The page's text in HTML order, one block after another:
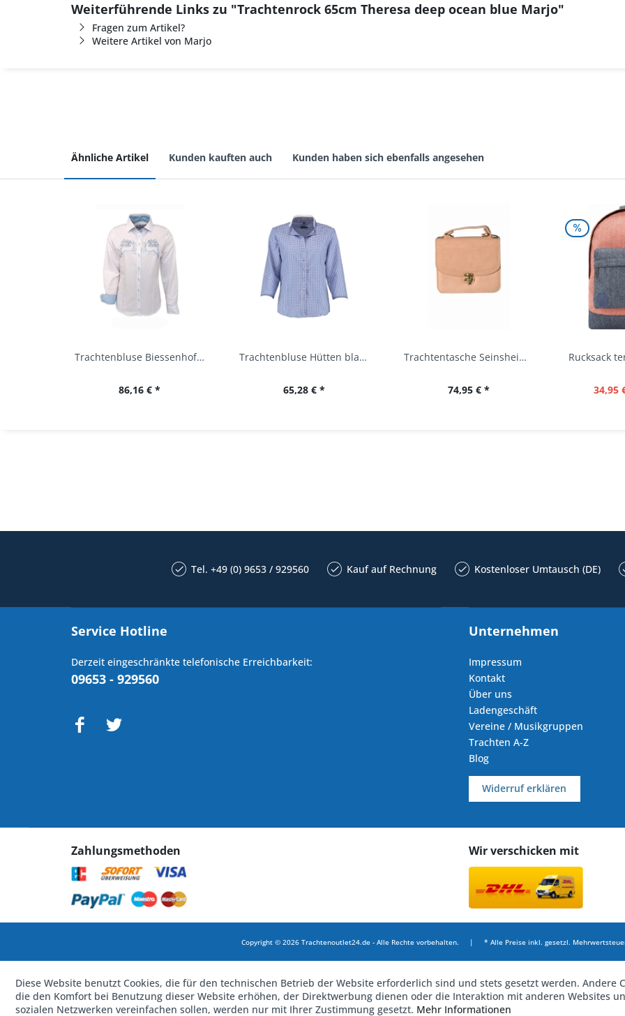
Weiterführende Links zu "Trachtenrock 65cm Theresa deep ocean blue Marjo"
Fragen zum Artikel?
Weitere Artikel von Marjo
Ähnliche Artikel Kunden kauften auch Kunden haben sich ebenfalls angesehen
Trachtenbluse Biessenhofen weiß Langarm OS...
86,16 € *
Trachtenbluse Hütten blau 7/8 Arm OS Trachten
65,28 € *
Trachtentasche Seinsheim lachs rosa Werner...
74,95 € * 34,95
Tel. +49 (0) 9653 / 929560 Kauf auf Rechnung Kostenloser Umtausch (DE)
Service Hotline
Derzeit eingeschränkte telefonische Erreichbarkeit:
09653 - 929560
Unternehmen
Impressum
Kontakt
Über uns
Ladengeschäft
Vereine / Musikgruppen
Trachten A-Z
Blog
Widerruf erklären
Zahlungsmethoden Wir verschicken mit
Copyright © 2026 Trachtenoutlet24.de - Alle Rechte vorbehalten. | * Alle Preise inkl. gesetzl.
Diese Website benutzt Cookies, die für den technischen Betrieb der Website erforderlich sind und stets gesetzt werden. Andere
die den Komfort bei Benutzung dieser Website erhöhen, der Direktwerbung dienen oder die Interaktion mit anderen Websites
sozialen Netzwerken vereinfachen sollen, werden nur mit Ihrer Zustimmung gesetzt. Mehr Informationen